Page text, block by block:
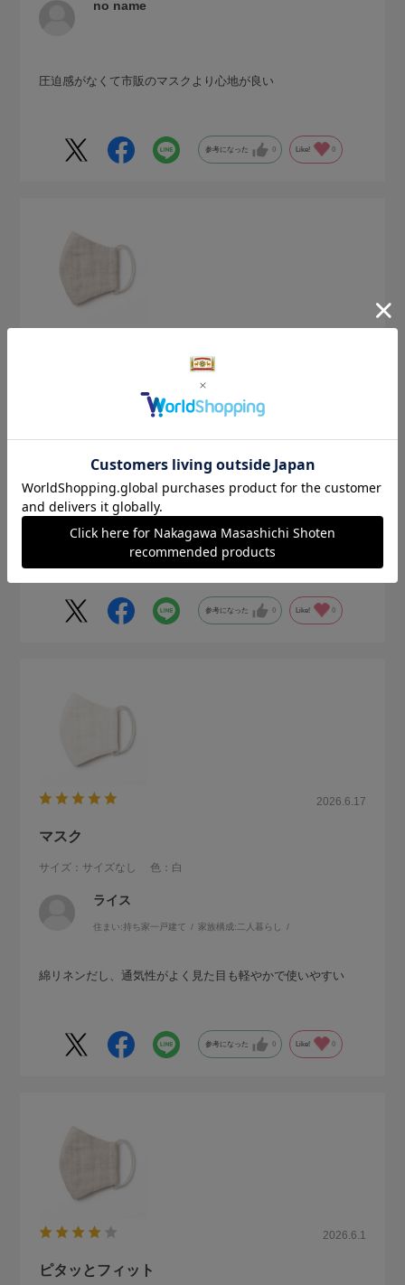
no name
圧迫感がなくて市販のマスクより心地が良い
参考になった 0 Like! 0
色：生成
きるきる
住まい:その他 家族構成:同居の子供がいる
使い捨てでないつけたくなるマスク探してました
参考になった 0 Like! 0
2026.6.17
マスク
サイズ：サイズなし 色：白
ライス
住まい:持ち家一戸建て 家族構成:二人暮らし
綿リネンだし、通気性がよく見た目も軽やかで使いやすい
参考になった 0 Like! 0
2026.6.1
ピタッとフィット